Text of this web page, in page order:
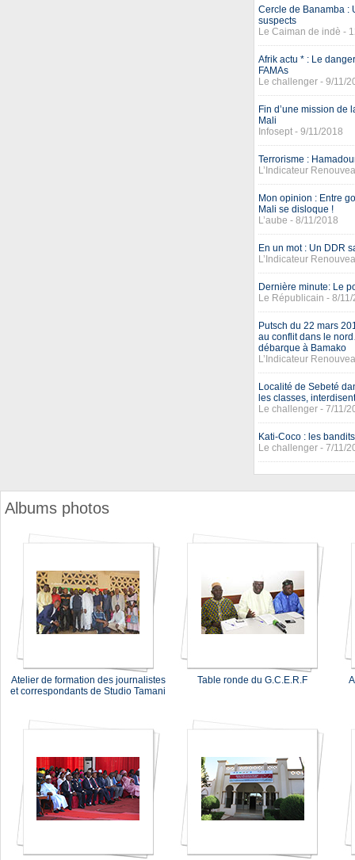
Cercle de Banamba :
suspects
Le Caiman de indè -
Afrik actu * : Le
FAMAs
Le challenger - 9/11/
Fin d’une mission de
Mali
Infosept - 9/11/2018
Terrorisme :
L’Indicateur
Mon opinion : Entre
Mali se disloque !
L’aube - 8/11/2018
En un mot : Un DDR
L’Indicateur
Dernière minute: Le
Le Républicain - 8/
Putsch du 22 mars
au conflit dans le
débarque à Bamako
L’Indicateur
Localité de Sebeté
les classes,
Le challenger - 7/11/
Kati-Coco : les
Le challenger - 7/11/
Albums photos
Atelier de formation des journalistes
et correspondants de Studio Tamani
Table ronde du G.C.E.R.F